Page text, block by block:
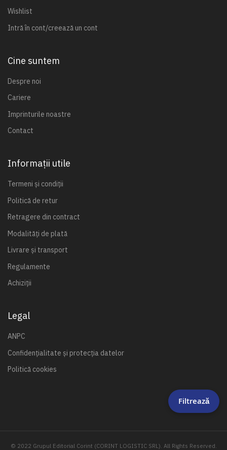
Wishlist
Intră în cont/creează un cont
Cine suntem
Despre noi
Cariere
Imprinturile noastre
Contact
Informații utile
Termeni și condiții
Politică de retur
Retragere din contract
Modalități de plată
Livrare și transport
Regulamente
Achiziții
Legal
ANPC
Confidențialitate și protecția datelor
Politică cookies
© 2022 Grupul Editorial Corint (CORINT LOGISTIC SRL). All Rights Reserved.
Filtrează